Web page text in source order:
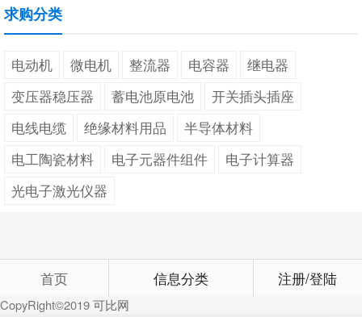
求购分类
电动机 微电机 整流器 电容器
继电器
变压器稳压器
蓄电池原电池
开关插头插座
电线电缆
绝缘材料用品
半导体材料
电工陶瓷材料
电子元器件组件
电子计算器
光电子激光仪器
首页 信息分类 注册/登陆
CopyRight©2019可比网